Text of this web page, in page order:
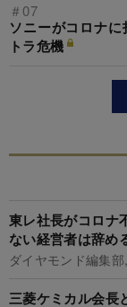
＃07
ソニーがコロナ
トラ危機
東レ社長がコロナ
ない経営者は辞め
ダイヤモンド編集
三菱ケミカル会長